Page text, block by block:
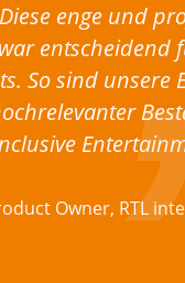
enge und
entscheidend
So sind unsere
Owner, RTL